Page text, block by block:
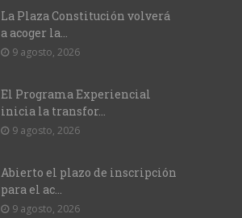
La Plaza Constitución volverá
a acoger la...
9 agosto, 2026
El Programa Experiencial
inicia la transfor...
9 agosto, 2026
Abierto el plazo de inscripción
para el ac...
9 agosto, 2026